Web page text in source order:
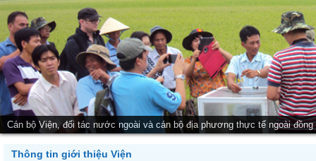
Cán bộ Viện, đối tác nước ngoài và cán bộ địa phương thực tế ngoài đồng
Thông tin giới thiệu Viện